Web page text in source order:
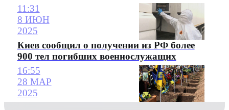
11:31
8 ИЮН
2025
Киев сообщил о получении из РФ более
900 тел погибших военнослужащих
16:55
28 МАР
2025